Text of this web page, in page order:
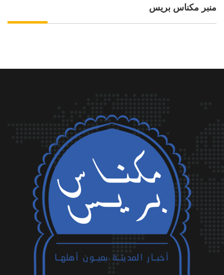
منبر مكناس بريس